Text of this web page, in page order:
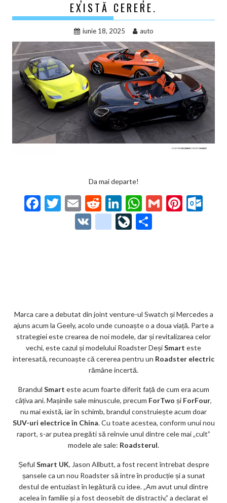
EXISTĂ CERERE.
iunie 18, 2025 auto
Da mai departe!
F T
w
itt
E
m
ai
R
e
d
Li
n
ke
W
h
at
G Pi
g
o
o
k
m
ar
ks
Li
Marca care a debutat din joint venture-ul Swatch și Mercedes a
ajuns acum la Geely, acolo unde cunoaște o a doua viață. Parte a
strategiei este crearea de noi modele, dar și revitalizarea celor
vechi, este cazul și modelului Roadster DeșiSmart este
interesată, recunoaște că cererea pentru un Roadster electric
rămâne incertă.
Brandul Smart este acum foarte diferit față de cum era acum
câțiva ani. Mașinile sale minuscule, precum ForTwo și ForFour,
nu mai există, iar în schimb, brandul construiește acum doar
SUV-uri electrice în China. Cu toate acestea, conform unui nou
raport, s-ar putea pregăti să reînvie unul dintre cele mai „cult”
modele ale sale: Roadsterul.
Șeful Smart UK, Jason Allbutt, a fost recent întrebat despre
șansele ca un nou Roadster să intre în producție și a sunat
destul de entuziast în legătură cu idee. „Am avut unul dintre
acelea în familie și a fost deosebit de distractiv,” a declarat el